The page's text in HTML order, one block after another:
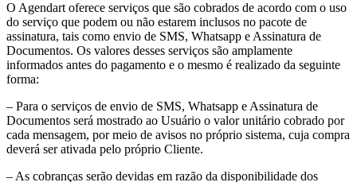
O Agendart oferece serviços que são cobrados de acordo com o uso
do serviço que podem ou não estarem inclusos no pacote de
assinatura, tais como envio de SMS, Whatsapp e Assinatura de
Documentos. Os valores desses serviços são amplamente
informados antes do pagamento e o mesmo é realizado da seguinte
forma:
– Para o serviços de envio de SMS, Whatsapp e Assinatura de
Documentos será mostrado ao Usuário o valor unitário cobrado por
cada mensagem, por meio de avisos no próprio sistema, cuja compra
deverá ser ativada pelo próprio Cliente.
– As cobranças serão devidas em razão da disponibilidade dos